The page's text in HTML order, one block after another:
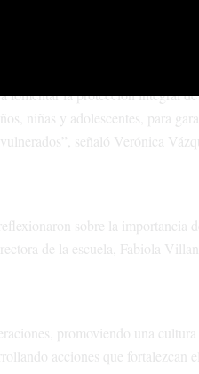
La actividad tuvo como
la protección integral
niñas y adolescentes, para
señaló Verónica
sobre la importancia
de la escuela, Fabiola
promoviendo una
acciones que fortalezcan